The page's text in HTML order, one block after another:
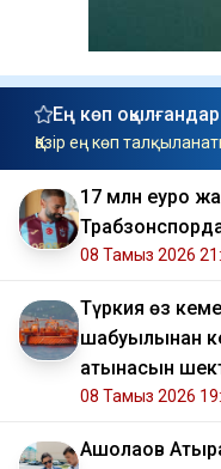
Ең көп оқылғандар
Қазір ең көп
17 млн еуро
08 Тамыз 2026
Түркия өз
шабуылынан
қатынасын
08 Тамыз 2026
​Ақшолақов